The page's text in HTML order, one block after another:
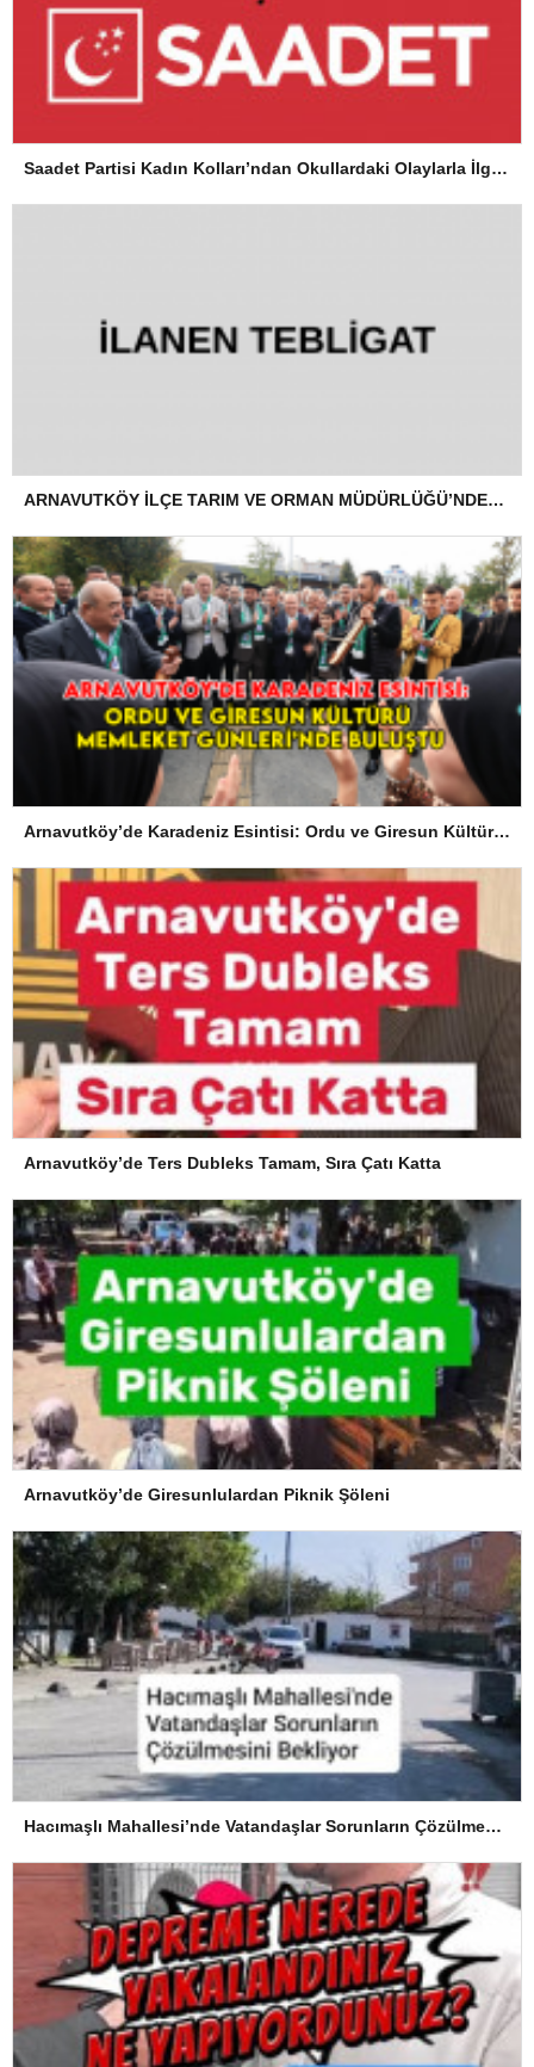
Saadet Partisi Kadın Kolları’ndan Okullardaki Olaylarla İlgili Basın Açıklaması
ARNAVUTKÖY İLÇE TARIM VE ORMAN MÜDÜRLÜĞÜ’NDEN İLANEN TEBLİGAT
Arnavutköy’de Karadeniz Esintisi: Ordu ve Giresun Kültürü Memleket Günleri’nde Buluştu
Arnavutköy’de Ters Dubleks Tamam, Sıra Çatı Katta
Arnavutköy’de Giresunlulardan Piknik Şöleni
Hacımaşlı Mahallesi’nde Vatandaşlar Sorunların Çözülmesini Bekliyor